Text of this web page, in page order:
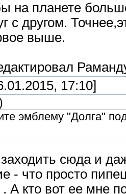
на планете
с другом.
выше.
17:10]
)
эмблему "Долга"
сюда и
- что просто
. А кто вот ее мне